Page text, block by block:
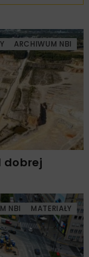
ARCHIWUM NBI
dobrej
NBI MATERIAŁY